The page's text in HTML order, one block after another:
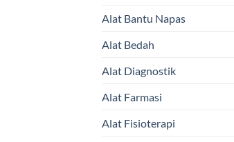
Alat Bantu Napas
Alat Bedah
Alat Diagnostik
Alat Farmasi
Alat Fisioterapi